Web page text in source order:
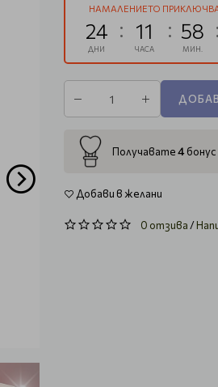
НАМАЛЕНИЕТО
24
ДНИ
11
ЧАСА
58
МИН.
Получавате4
Добави в желани
0 отзива/